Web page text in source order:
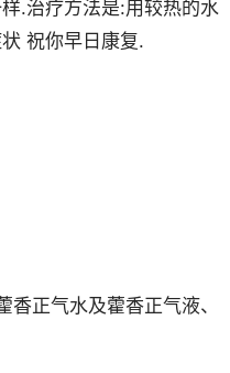
.治疗方法是:用较热的水
祝你早日康复.
正气水及藿香正气液、